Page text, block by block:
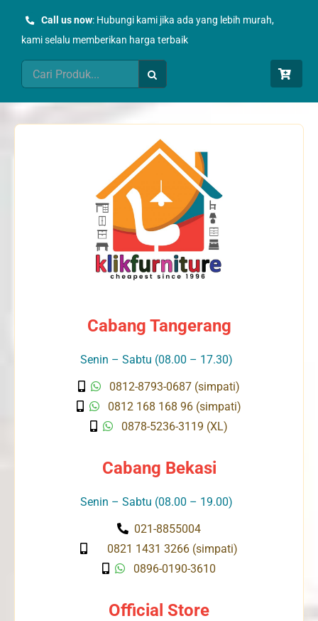
Call us now: Hubungi kami jika ada yang lebih murah,
kami selalu memberikan harga terbaik
Search
for:
Cabang Tangerang
Senin – Sabtu (08.00 – 17.30)
0812-8793-0687 (simpati)
0812 168 168 96 (simpati)
0878-5236-3119 (XL)
Cabang Bekasi
Senin – Sabtu (08.00 – 19.00)
021-8855004
0821 1431 3266 (simpati)
0896-0190-3610
Official Store